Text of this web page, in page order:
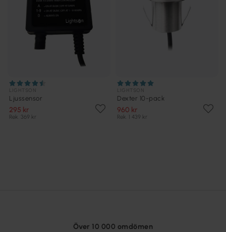
Ljussensor
295 kr
Rek. 369 kr
Dexter 10-pack
960 kr
Rek. 1 439 kr
Över 10 000 omdömen